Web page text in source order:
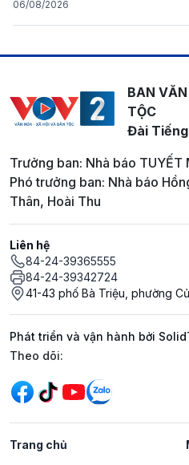
06/08/2026
BAN
TỘC
Đài
Trưởng ban: Nhà báo TUYẾT
Phó trưởng ban: Nhà báo
Thân, Hoài Thu
Liên hệ
84-24-39365555
84-24-39342724
41-43 phố Bà Triệu, phường
Phát triển và vận hành bởi
Mạng xã hội
Theo dõi:
Trang chủ